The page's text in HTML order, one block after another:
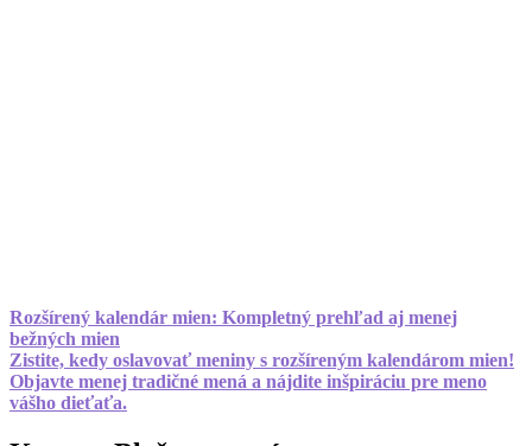
Rozšírený kalendár mien: Kompletný prehľad aj menej
bežných mien
Zistite, kedy oslavovať meniny s rozšíreným kalendárom mien!
Objavte menej tradičné mená a nájdite inšpiráciu pre meno
vášho dieťaťa.